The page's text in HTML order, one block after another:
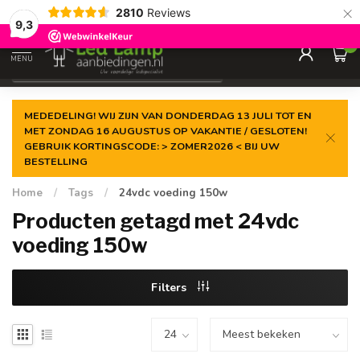
9,3
2810 Reviews ×
Gegarandeerde delaagste prijs
MENU
0
MEDEDELING! WIJ ZIJN VAN DONDERDAG 13 JULI TOT EN
MET ZONDAG 16 AUGUSTUS OP VAKANTIE / GESLOTEN!
GEBRUIK KORTINGSCODE: > ZOMER2026 < BIJ UW
BESTELLING
Home / Tags / 24vdc voeding 150w
Producten getagd met 24vdc
voeding 150w
Filters